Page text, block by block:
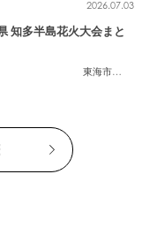
東海市
,大府市
2026.07.03
知多半島花火大会まと